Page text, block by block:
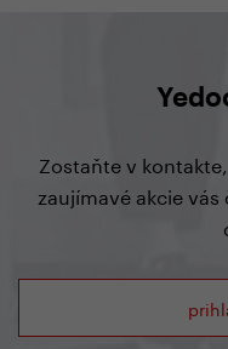
Zostaňte v
zaujímavé akcie